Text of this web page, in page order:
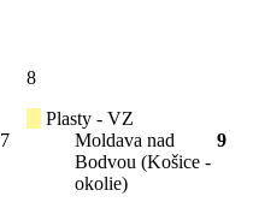
7
8
Plasty - VZ
Moldava nad
Bodvou (Košice -
okolie)
9